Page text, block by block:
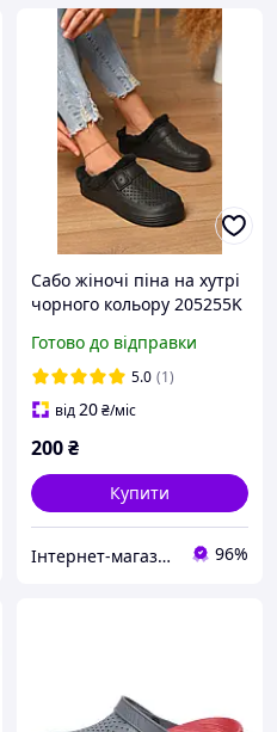
Сабо жіночі піна на хутрі
чорного кольору 205255K
Готово до відправки
5.0 (1)
від20₴/міс
200₴
Купити
Інтернет-магазин 100500 96%